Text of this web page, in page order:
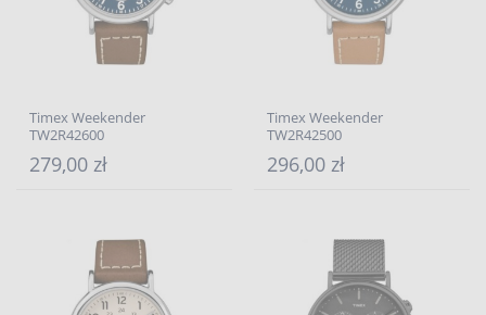
Timex Weekender
TW2R42600
279,00 zł
Timex Weekender
TW2R42500
296,00 zł